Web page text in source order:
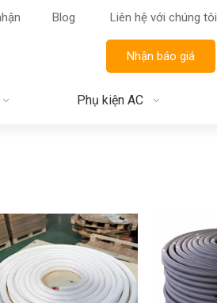
Blog Liên hệ với chúng tôi
Nhận báo giá
Phụ kiện AC